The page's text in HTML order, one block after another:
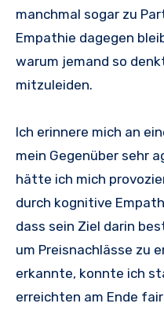
manchmal sogar zu
Empathie dagegen
warum jemand so
mitzuleiden.
Ich erinnere mich an
mein Gegenüber sehr
hätte ich mich
durch kognitive
dass sein Ziel darin
um Preisnachlässe zu
erkannte, konnte ich
erreichten am Ende